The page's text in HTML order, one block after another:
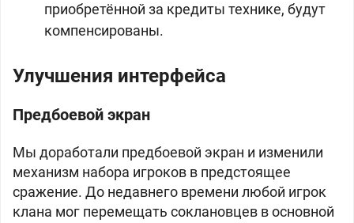
приобретённой за кредиты технике, будут
компенсированы.
Улучшения интерфейса
Предбоевой экран
Мы доработали предбоевой экран и изменили
механизм набора игроков в предстоящее
сражение. До недавнего времени любой игрок
клана мог перемещать соклановцев в основной